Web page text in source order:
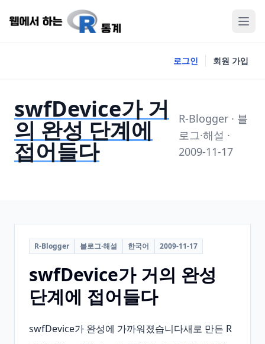
로그인 회원 가입
swfDevice가 거
의 완성 단계에
접어들다
R-Blogger · 블
로그·해설 ·
2009-11-17
R-Blogger 블로그·해설 한국어 2009-11-17
swfDevice가 거의 완성
단계에 접어들다
swfDevice가 완성에 가까워졌습니다새로 만든 R